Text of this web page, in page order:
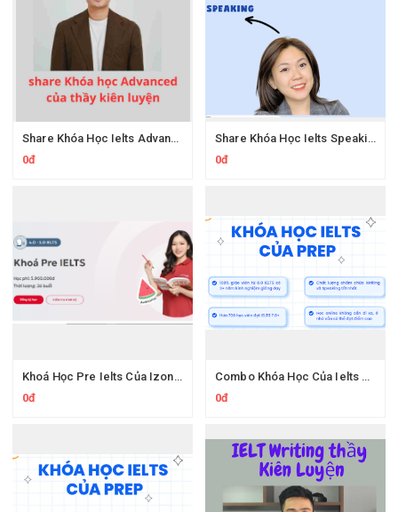
Share Khóa Học Ielts Advanced Thầy Kiên Luyện
0đ
Share Khóa Học Ielts Speaking Ms.Chin
0đ
Khoá Học Pre Ielts Của Izone Edu
0đ
Combo Khóa Học Của Ielts Prep
0đ